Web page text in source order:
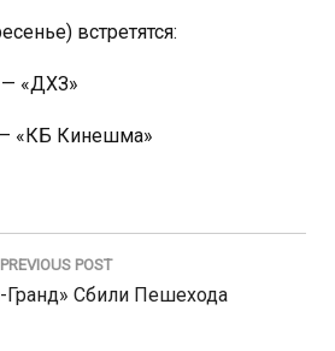
встретятся:
— «ДХЗ»
— «КБ Кинешма»
PREVIOUS POST
Гранд» Сбили Пешехода